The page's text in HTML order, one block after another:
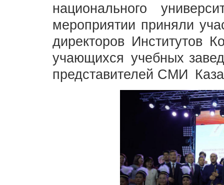
национального
мероприятии приняли
директоров
учающихся учебных
представителей СМИ